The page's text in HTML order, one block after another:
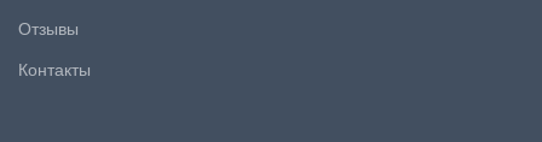
Отзывы
Контакты